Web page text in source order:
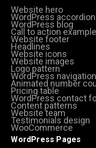
Website hero
WordPress accordion
WordPress blog
Call to action
Website footer
Headlines
Website icons
Website images
Logo pattern
WordPress
Animated number
Pricing table
WordPress contact
Content patterns
Website team
Testimonials design
WooCommerce
WordPress Pages